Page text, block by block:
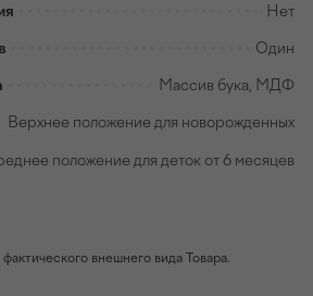
Нет
Один
Массив бука, МДФ
Верхнее положение для новорожденных
положение для деток от 6 месяцев
внешнего вида Товара.